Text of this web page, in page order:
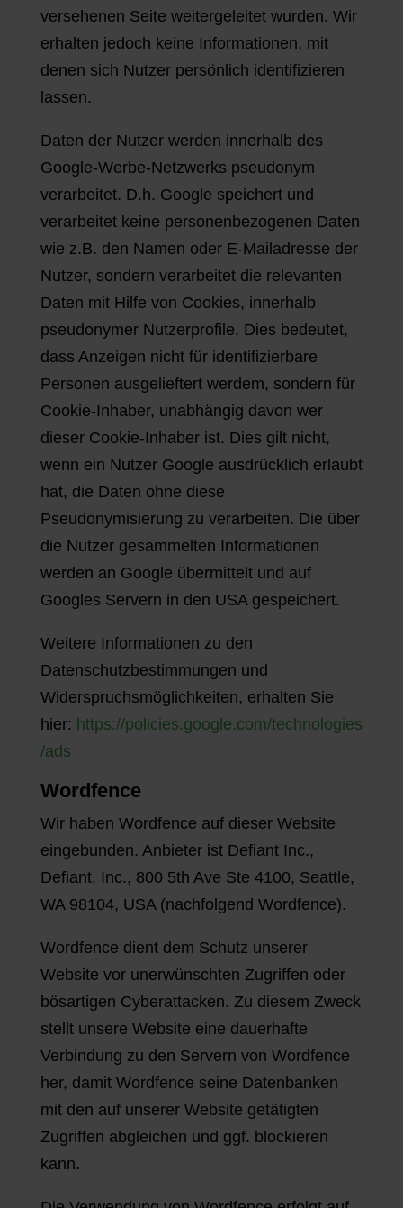
versehenen Seite weitergeleitet wurden. Wir
erhalten jedoch keine Informationen, mit
denen sich Nutzer persönlich identifizieren
lassen.
Daten der Nutzer werden innerhalb des
Google-Werbe-Netzwerks pseudonym
verarbeitet. D.h. Google speichert und
verarbeitet keine personenbezogenen Daten
wie z.B. den Namen oder E-Mailadresse der
Nutzer, sondern verarbeitet die relevanten
Daten mit Hilfe von Cookies, innerhalb
pseudonymer Nutzerprofile. Dies bedeutet,
dass Anzeigen nicht für identifizierbare
Personen ausgelieftert werdem, sondern für
Cookie-Inhaber, unabhängig davon wer
dieser Cookie-Inhaber ist. Dies gilt nicht,
wenn ein Nutzer Google ausdrücklich erlaubt
hat, die Daten ohne diese
Pseudonymisierung zu verarbeiten. Die über
die Nutzer gesammelten Informationen
werden an Google übermittelt und auf
Googles Servern in den USA gespeichert.
Weitere Informationen zu den
Datenschutzbestimmungen und
Widerspruchsmöglichkeiten, erhalten Sie
hier: https://policies.google.com/technologies
/ads
Wordfence
Wir haben Wordfence auf dieser Website
eingebunden. Anbieter ist Defiant Inc.,
Defiant, Inc., 800 5th Ave Ste 4100, Seattle,
WA 98104, USA (nachfolgend Wordfence).
Wordfence dient dem Schutz unserer
Website vor unerwünschten Zugriffen oder
bösartigen Cyberattacken. Zu diesem Zweck
stellt unsere Website eine dauerhafte
Verbindung zu den Servern von Wordfence
her, damit Wordfence seine Datenbanken
mit den auf unserer Website getätigten
Zugriffen abgleichen und ggf. blockieren
kann.